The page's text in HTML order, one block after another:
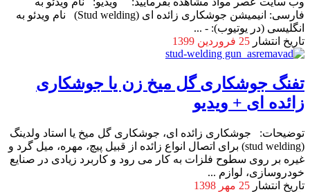
فارسی: انیمیشن جوشکاری زائده ای (Stud welding) نام ویدئو به
انگلیسی (در یوتیوب): - ...
تاریخ انتشار 25 فروردین 1399
تفنگ جوشکاری گل میخ زن یا جوشکاری
زائده ای + ویدیو
توضیحات: جوشکاری زائده ای، جوشکاری گل میخ یا استاد ولدینگ
(stud welding) برای اتصال انواع زائده از قبیل پیچ، مهره، میل گرد و
غیره بر روی سطوح فلزات به کار می رود و کاربرد زیادی در صنایع
خودروسازی، لوازم ...
تاریخ انتشار 25 مهر 1398